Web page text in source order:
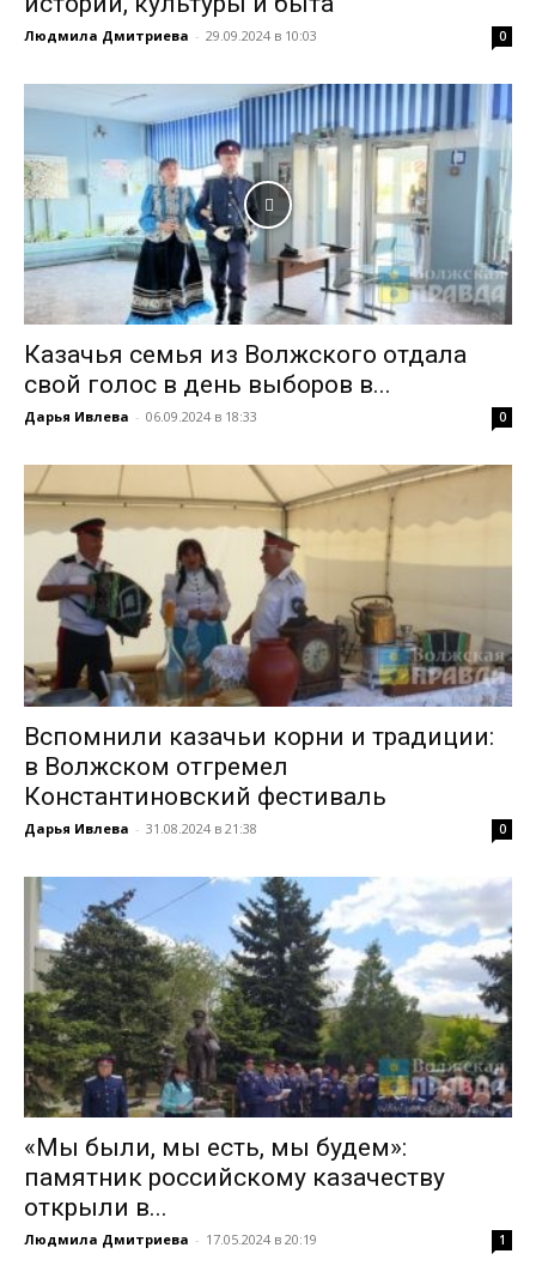
Людмила Дмитриева - 29.09.2024 в 10:03 0
Казачья семья из Волжского отдала
свой голос в день выборов в...
Дарья Ивлева - 06.09.2024 в 18:33 0
Вспомнили казачьи корни и традиции:
в Волжском отгремел
Константиновский фестиваль
Дарья Ивлева - 31.08.2024 в 21:38 0
«Мы были, мы есть, мы будем»:
памятник российскому казачеству
открыли в...
Людмила Дмитриева - 17.05.2024 в 20:19 1